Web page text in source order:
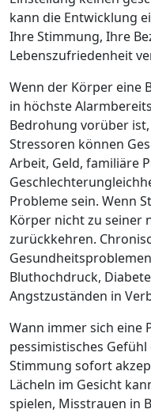
kann die Entwicklung
Ihre Stimmung, Ihre
Lebenszufriedenheit
Wenn der Körper eine
in höchste
Bedrohung vorüber
Stressoren können
Arbeit, Geld, familiäre
Probleme sein. Wenn
Körper nicht zu seiner
zurückkehren.
Bluthochdruck,
Angstzuständen in
Wann immer sich eine
pessimistisches
Stimmung sofort
Lächeln im Gesicht
spielen, Misstrauen in